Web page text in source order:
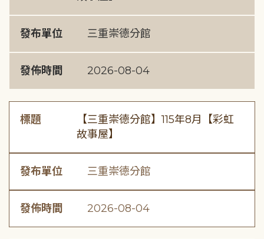
發布單位 三重崇德分館
發佈時間 2026-08-04
標題
【三重崇德分館】115年8月【彩虹
故事屋】
發布單位 三重崇德分館
發佈時間 2026-08-04